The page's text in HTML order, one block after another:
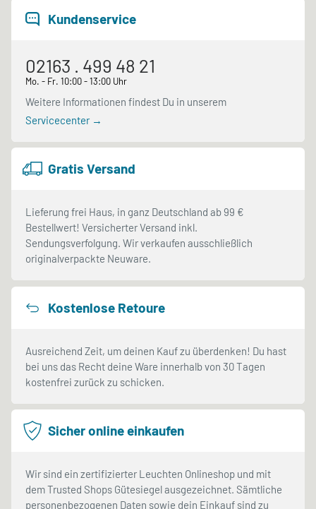
Kundenservice
02163 . 499 48 21
Mo. - Fr. 10:00 - 13:00 Uhr
Weitere Informationen findest Du in unserem
Servicecenter →
Gratis Versand
Lieferung frei Haus, in ganz Deutschland ab 99 €
Bestellwert! Versicherter Versand inkl.
Sendungsverfolgung. Wir verkaufen ausschließlich
originalverpackte Neuware.
Kostenlose Retoure
Ausreichend Zeit, um deinen Kauf zu überdenken! Du hast
bei uns das Recht deine Ware innerhalb von 30 Tagen
kostenfrei zurück zu schicken.
Sicher online einkaufen
Wir sind ein zertifizierter Leuchten Onlineshop und mit
dem Trusted Shops Gütesiegel ausgezeichnet. Sämtliche
personenbezogenen Daten sowie dein Einkauf sind zu